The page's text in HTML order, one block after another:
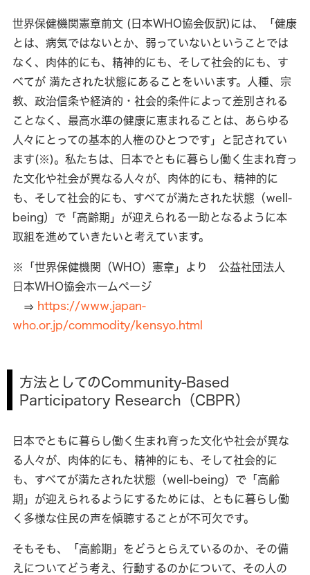
世界保健機関憲章前文 (日本WHO協会仮訳)には、「健康
とは、病気ではないとか、弱っていないということでは
なく、肉体的にも、精神的にも、そして社会的にも、す
べてが 満たされた状態にあることをいいます。人種、宗
教、政治信条や経済的・社会的条件によって差別される
ことなく、最高水準の健康に恵まれることは、あらゆる
人々にとっての基本的人権のひとつです」と記されてい
ます(※)。私たちは、日本でともに暮らし働く生まれ育っ
た文化や社会が異なる人々が、肉体的にも、精神的に
も、そして社会的にも、すべてが満たされた状態（well-
being）で「高齢期」が迎えられる一助となるように本
取組を進めていきたいと考えています。
※「世界保健機関（WHO）憲章」より 公益社団法人
日本WHO協会ホームページ
⇒ https://www.japan-
who.or.jp/commodity/kensyo.html
方法としてのCommunity-Based
Participatory Research（CBPR）
日本でともに暮らし働く生まれ育った文化や社会が異な
る人々が、肉体的にも、精神的にも、そして社会的に
も、すべてが満たされた状態（well-being）で「高齢
期」が迎えられるようにするためには、ともに暮らし働
く多様な住民の声を傾聴することが不可欠です。
そもそも、「高齢期」をどうとらえているのか、その備
えについてどう考え、行動するのかについて、その人の